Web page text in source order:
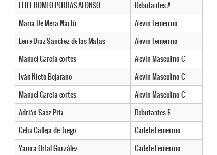
ELIEL ROMEO PORRAS ALONSO
Debutantes A
María De Mera Martín
Alevin Femenino
Leire Diaz Sanchez de las Matas
Alevin Femenino
Manuel García cortes
Alevin Masculino C
Iván Nieto Bejarano
Alevin Masculino C
Manuel García cortes
Alevin Masculino C
Adrián Sáez Pita
Debutantes B
Celia Calleja de Diego
Cadete Femenino
Yanira Ortal González
Cadete Femenino